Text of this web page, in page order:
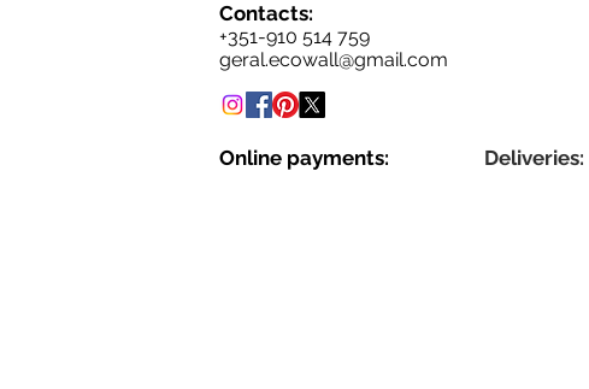
Contacts:
+351-910 514 759
geral.ecowall@gmail.com
Online payments: Deliveries: